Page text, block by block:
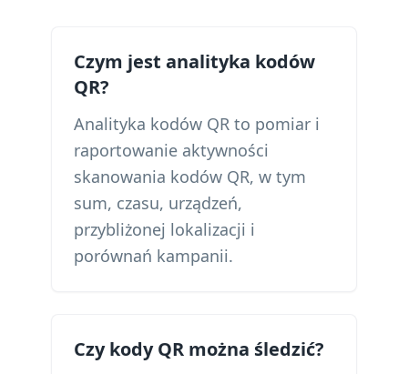
Czym jest analityka kodów
QR?
Analityka kodów QR to pomiar i
raportowanie aktywności
skanowania kodów QR, w tym
sum, czasu, urządzeń,
przybliżonej lokalizacji i
porównań kampanii.
Czy kody QR można śledzić?